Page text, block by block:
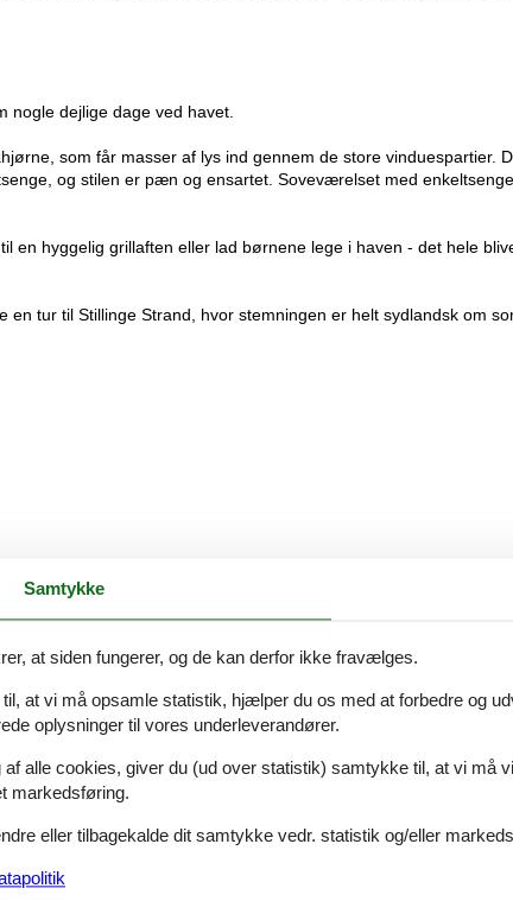
nogle dejlige dage ved havet.
som får masser af lys ind gennem de store vinduespartier.
og stilen er pæn og ensartet. Soveværelset med
en hyggelig grillaften eller lad børnene lege i haven - det hele
tur til Stillinge Strand, hvor stemningen er helt sydlandsk om
Samtykke
at siden fungerer, og de kan derfor ikke fravælges.
at vi må opsamle statistik, hjælper du os med at forbedre og
oplysninger til vores underleverandører.
alle cookies, giver du (ud over statistik) samtykke til, at vi må
markedsføring.
eller tilbagekalde dit samtykke vedr. statistik og/eller